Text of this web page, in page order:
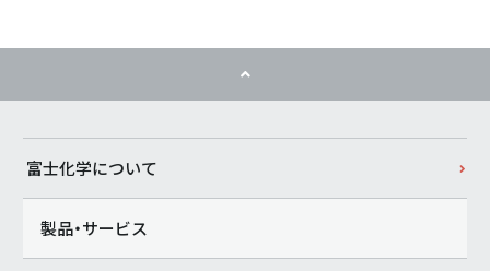
富士化学について
製品・サービス